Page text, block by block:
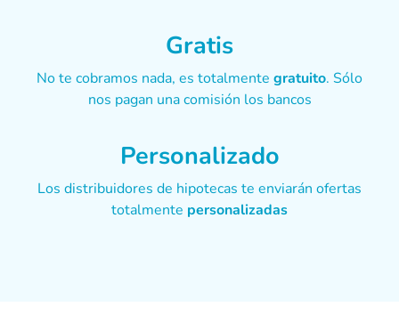
Gratis
No te cobramos nada, es totalmente gratuito. Sólo
nos pagan una comisión los bancos
Personalizado
Los distribuidores de hipotecas te enviarán ofertas
totalmente personalizadas